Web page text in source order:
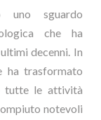
uno sguardo
che ha
decenni. In
ha trasformato
tutte le attività
notevoli